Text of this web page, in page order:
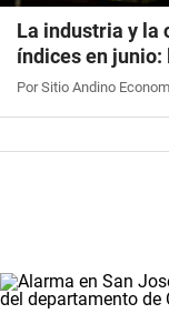
La industria y la
índices en junio:
Por Sitio Andino